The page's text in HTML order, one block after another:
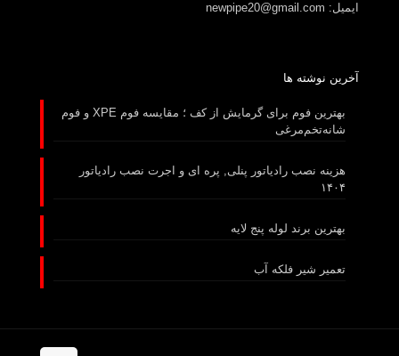
ایمیل: newpipe20@gmail.com
آخرین نوشته ها
بهترین فوم برای گرمایش از کف ؛ مقایسه فوم XPE و فوم
شانه‌تخم‌مرغی
هزینه نصب رادیاتور پنلی, پره ای و اجرت نصب رادیاتور
۱۴۰۴
بهترین برند لوله پنج لایه
تعمیر شیر فلکه آب